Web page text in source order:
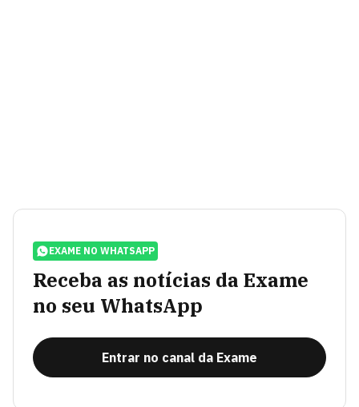
EXAME NO WHATSAPP
Receba as notícias da Exame
no seu WhatsApp
Entrar no canal da Exame